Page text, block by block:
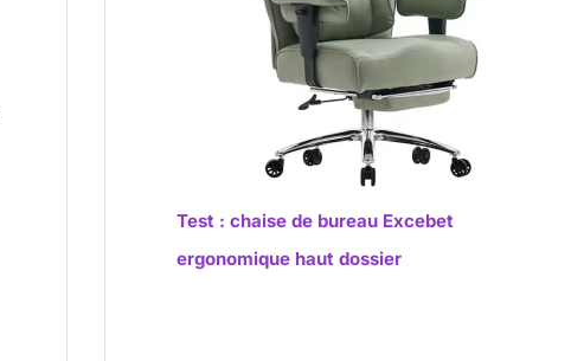
Test : chaise de bureau Excebet
ergonomique haut dossier